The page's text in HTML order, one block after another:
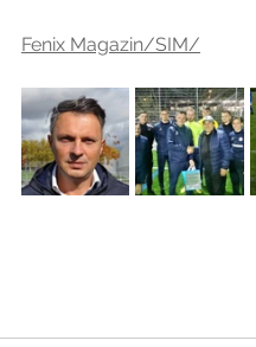
Fenix Magazin/SIM/